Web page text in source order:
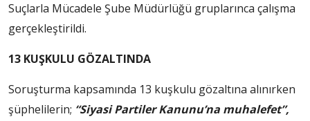
Suçlarla Mücadele Şube Müdürlüğü gruplarınca çalışma
gerçekleştirildi.
13 KUŞKULU GÖZALTINDA
Soruşturma kapsamında 13 kuşkulu gözaltına alınırken
şüphelilerin; “Siyasi Partiler Kanunu’na muhalefet”,